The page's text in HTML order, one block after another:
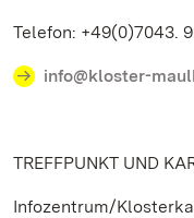
Telefon: +49(0)7043.
info@kloster-
TREFFPUNKT UND
Infozentrum/